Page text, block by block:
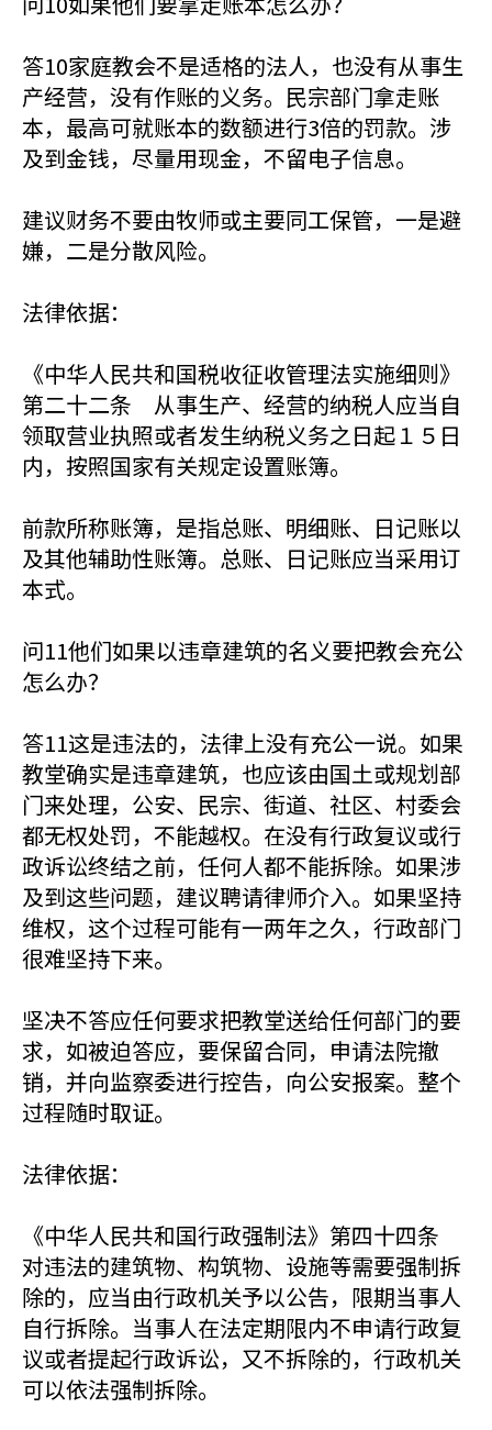
答10家庭教会不是适格的法人，也没有从事生
产经营，没有作账的义务。民宗部门拿走账
本，最高可就账本的数额进行3倍的罚款。涉
及到金钱，尽量用现金，不留电子信息。
建议财务不要由牧师或主要同工保管，一是避
嫌，二是分散风险。
法律依据：
《中华人民共和国税收征收管理法实施细则》
第二十二条 从事生产、经营的纳税人应当自
领取营业执照或者发生纳税义务之日起１５日
内，按照国家有关规定设置账簿。
前款所称账簿，是指总账、明细账、日记账以
及其他辅助性账簿。总账、日记账应当采用订
本式。
问11他们如果以违章建筑的名义要把教会充公
怎么办？
答11这是违法的，法律上没有充公一说。如果
教堂确实是违章建筑，也应该由国土或规划部
门来处理，公安、民宗、街道、社区、村委会
都无权处罚，不能越权。在没有行政复议或行
政诉讼终结之前，任何人都不能拆除。如果涉
及到这些问题，建议聘请律师介入。如果坚持
维权，这个过程可能有一两年之久，行政部门
很难坚持下来。
坚决不答应任何要求把教堂送给任何部门的要
求，如被迫答应，要保留合同，申请法院撤
销，并向监察委进行控告，向公安报案。整个
过程随时取证。
法律依据：
《中华人民共和国行政强制法》第四十四条
对违法的建筑物、构筑物、设施等需要强制拆
除的，应当由行政机关予以公告，限期当事人
自行拆除。当事人在法定期限内不申请行政复
议或者提起行政诉讼，又不拆除的，行政机关
可以依法强制拆除。